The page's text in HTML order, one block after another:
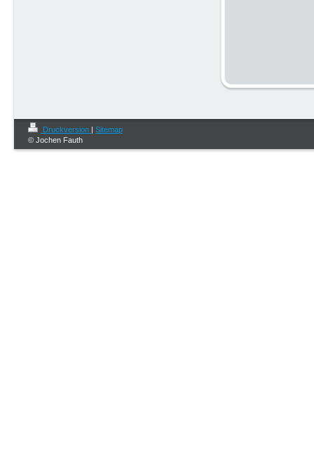
Druckversion | Sitemap
© Jochen Fauth